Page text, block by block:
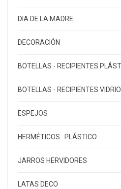
DIA DE LA MADRE
DECORACIÓN
BOTELLAS - RECIPIENTES
BOTELLAS - RECIPIENTES VIDRIO
ESPEJOS
HERMÉTICOS . PLÁSTICO
JARROS HERVIDORES
LATAS DECO